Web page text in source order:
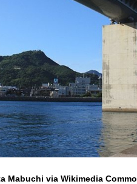
Mabuchi via Wikimedia